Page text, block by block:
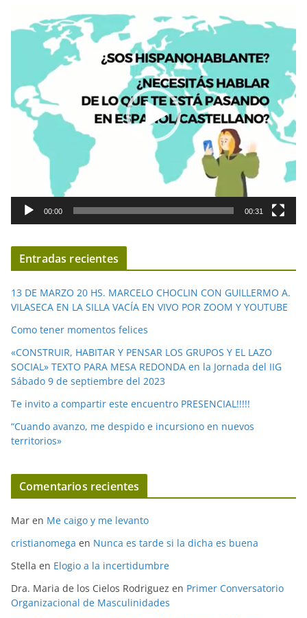
e
d
d
í
d
e
o
00:00 00:31
Entradas recientes
13 DE MARZO 20 HS. MARCELO CHOCLIN CON GUILLERMO A.
VILASECA EN LA SILLA VACÍA EN VIVO POR ZOOM Y YOUTUBE
Como tener momentos felices
«CONSTRUIR, HABITAR Y PENSAR LOS GRUPOS Y EL LAZO
SOCIAL» TEXTO PARA MESA REDONDA en la Jornada del IIG
Sábado 9 de septiembre del 2023
Te invito a compartir este encuentro PRESENCIAL!!!!!
“Cuando avanzo, me despido e incursiono en nuevos
territorios»
Comentarios recientes
Mar en Me caigo y me levanto
cristianomega en Nunca es tarde si la dicha es buena
Stella en Elogio a la incertidumbre
Dra. Maria de los Cielos Rodriguez en Primer Conversatorio
Organizacional de Masculinidades